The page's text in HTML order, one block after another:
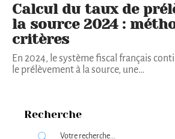
Calcul du taux de
la source 2024 :
critères
En 2024, le système fiscal français
le prélèvement à la source, une…
Recherche